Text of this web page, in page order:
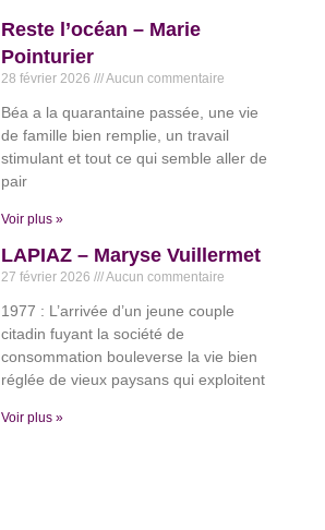
Reste l’océan – Marie
Pointurier
28 février 2026 Aucun commentaire
Béa a la quarantaine passée, une vie
de famille bien remplie, un travail
stimulant et tout ce qui semble aller de
pair
Voir plus »
LAPIAZ – Maryse Vuillermet
27 février 2026 Aucun commentaire
1977 : L’arrivée d’un jeune couple
citadin fuyant la société de
consommation bouleverse la vie bien
réglée de vieux paysans qui exploitent
Voir plus »